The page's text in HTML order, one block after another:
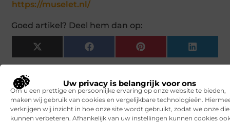
Uw privacy is belangrijk voor ons
Om u een prettige en persoonlijke ervaring op onze website te bieden,
maken wij gebruik van cookies en vergelijkbare technologieën.
verkrijgen wij inzicht in hoe onze site wordt gebruikt, zodat we onze
kunnen verbeteren. Afhankelijk van uw instellingen kunnen cookies
https://muselet.nl/
Goed artikel? Deel hem dan op:
X
(Twitter)
Facebook Pinterest LinkedIn
Tags en Categorieën:
Zakelijk
DEEL DIT: